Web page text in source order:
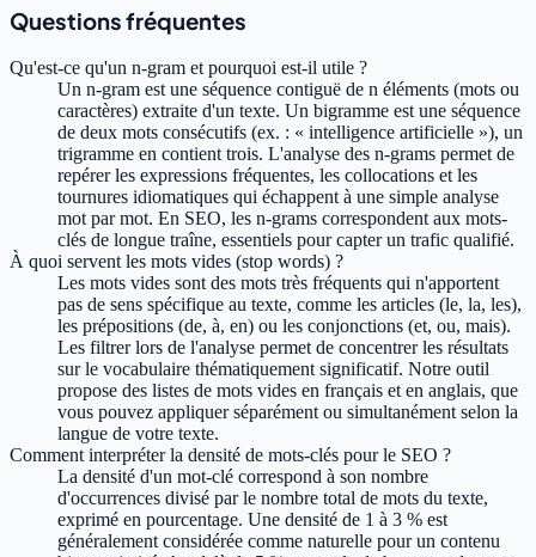
Questions fréquentes
Qu'est-ce qu'un n-gram et pourquoi est-il utile ?
Un n-gram est une séquence contiguë de n éléments (mots ou
caractères) extraite d'un texte. Un bigramme est une séquence
de deux mots consécutifs (ex. : « intelligence artificielle »), un
trigramme en contient trois. L'analyse des n-grams permet de
repérer les expressions fréquentes, les collocations et les
tournures idiomatiques qui échappent à une simple analyse
mot par mot. En SEO, les n-grams correspondent aux mots-
clés de longue traîne, essentiels pour capter un trafic qualifié.
À quoi servent les mots vides (stop words) ?
Les mots vides sont des mots très fréquents qui n'apportent
pas de sens spécifique au texte, comme les articles (le, la, les),
les prépositions (de, à, en) ou les conjonctions (et, ou, mais).
Les filtrer lors de l'analyse permet de concentrer les résultats
sur le vocabulaire thématiquement significatif. Notre outil
propose des listes de mots vides en français et en anglais, que
vous pouvez appliquer séparément ou simultanément selon la
langue de votre texte.
Comment interpréter la densité de mots-clés pour le SEO ?
La densité d'un mot-clé correspond à son nombre
d'occurrences divisé par le nombre total de mots du texte,
exprimé en pourcentage. Une densité de 1 à 3 % est
généralement considérée comme naturelle pour un contenu